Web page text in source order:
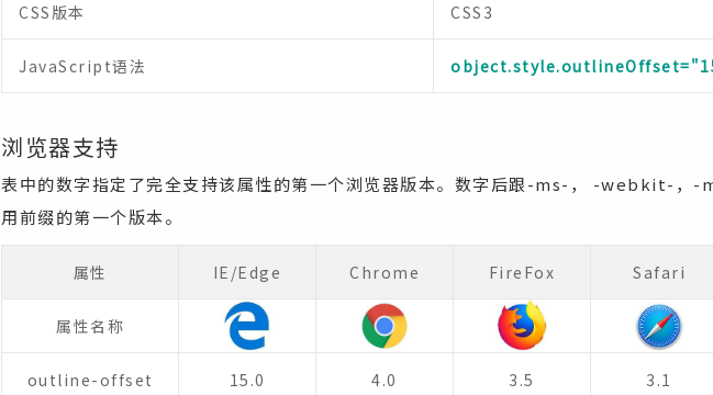
CSS版本 CSS3
JavaScript语法
浏览器支持
表中的数字指定了完全支持该属性的第一个浏览器版本。数字后跟-ms-， -webkit-，
用前缀的第一个版本。
属性 IE/Edge Chrome FireFox Safari
属性名称
outline-offset 15.0 4.0 3.5 3.1